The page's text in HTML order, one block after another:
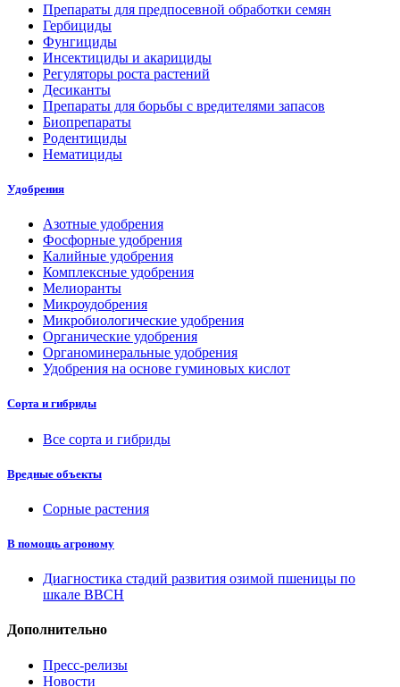
Препараты для предпосевной обработки семян
Гербициды
Фунгициды
Инсектициды и акарициды
Регуляторы роста растений
Десиканты
Препараты для борьбы с вредителями запасов
Биопрепараты
Родентициды
Нематициды
Удобрения
Азотные удобрения
Фосфорные удобрения
Калийные удобрения
Комплексные удобрения
Мелиоранты
Микроудобрения
Микробиологические удобрения
Органические удобрения
Органоминеральные удобрения
Удобрения на основе гуминовых кислот
Сорта и гибриды
Все сорта и гибриды
Вредные объекты
Сорные растения
В помощь агроному
Диагностика стадий развития озимой пшеницы по
шкале ВВСН
Дополнительно
Пресс-релизы
Новости